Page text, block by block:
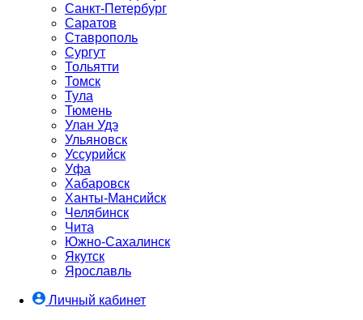
Санкт-Петербург
Саратов
Ставрополь
Сургут
Тольятти
Томск
Тула
Тюмень
Улан Удэ
Ульяновск
Уссурийск
Уфа
Хабаровск
Ханты-Мансийск
Челябинск
Чита
Южно-Cахалинск
Якутск
Ярославль
Личный кабинет